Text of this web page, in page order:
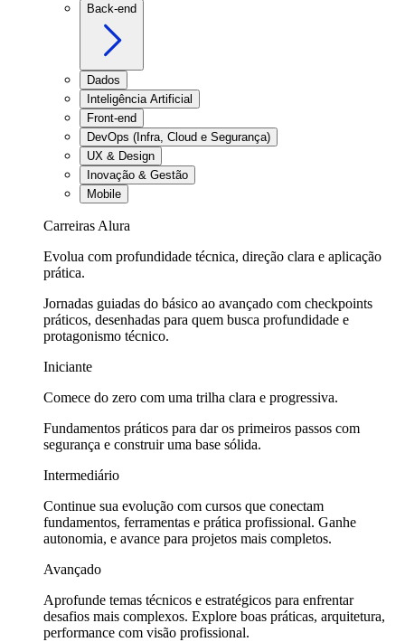
Back-end
Dados
Inteligência Artificial
Front-end
DevOps (Infra, Cloud e Segurança)
UX & Design
Inovação & Gestão
Mobile
Carreiras Alura
Evolua com profundidade técnica, direção clara e aplicação
prática.
Jornadas guiadas do básico ao avançado com checkpoints
práticos, desenhadas para quem busca profundidade e
protagonismo técnico.
Iniciante
Comece do zero com uma trilha clara e progressiva.
Fundamentos práticos para dar os primeiros passos com
segurança e construir uma base sólida.
Intermediário
Continue sua evolução com cursos que conectam
fundamentos, ferramentas e prática profissional. Ganhe
autonomia, e avance para projetos mais completos.
Avançado
Aprofunde temas técnicos e estratégicos para enfrentar
desafios mais complexos. Explore boas práticas, arquitetura,
performance com visão profissional.